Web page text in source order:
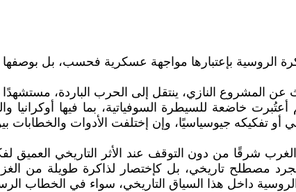
الروسية بإعتبارها مواجهة عسكرية فحسب، بل
خاضعة للسيطرة السوفياتية، بما فيها أوكرانيا
أو تفكيكه جيوسياسيًا، وإن إختلفت الأدوات والخطابات
مصطلح تاريخي، بل كإختصار لذاكرة طويلة من
داخل هذا السياق التاريخي، سواء في الخطاب